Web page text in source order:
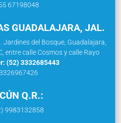
67198048
GUADALAJARA, JAL.
Jardines del Bosque, Guadalajara,
entre calle Cosmos y calle Rayo
(52) 3332685443
Q.R.:
9983132858